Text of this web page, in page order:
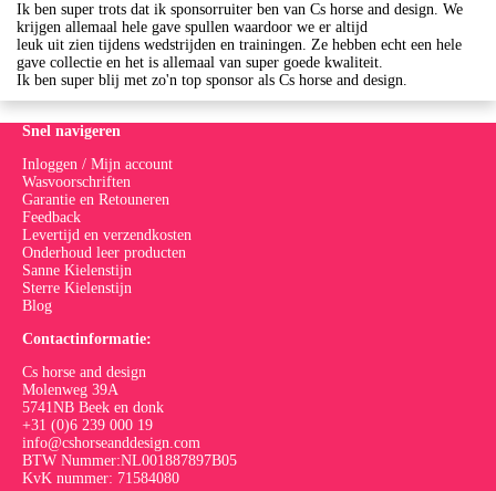
Ik ben super trots dat ik sponsorruiter ben van Cs horse and design. We
krijgen allemaal hele gave spullen waardoor we er altijd
leuk uit zien tijdens wedstrijden en trainingen. Ze hebben echt een hele
gave collectie en het is allemaal van super goede kwaliteit.
Ik ben super blij met zo'n top sponsor als Cs horse and design.
Snel navigeren
Inloggen / Mijn account
Wasvoorschriften
Garantie en Retouneren
Feedback
Levertijd en verzendkosten
Onderhoud leer producten
Sanne Kielenstijn
Sterre Kielenstijn
Blog
Contactinformatie:
Cs horse and design
Molenweg 39A
5741NB Beek en donk
+31 (0)6 239 000 19
info@cshorseanddesign.com
BTW Nummer:NL001887897B05
KvK nummer: 71584080